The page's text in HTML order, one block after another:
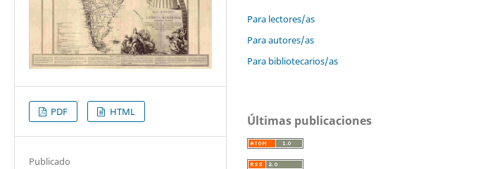
PDF HTML
Publicado
Para lectores/as
Para autores/as
Para bibliotecarios/as
Últimas publicaciones